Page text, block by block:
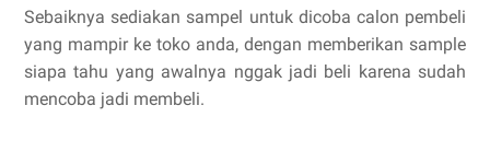
Sebaiknya sediakan sampel untuk dicoba calon pembeli
yang mampir ke toko anda, dengan memberikan sample
siapa tahu yang awalnya nggak jadi beli karena sudah
mencoba jadi membeli.